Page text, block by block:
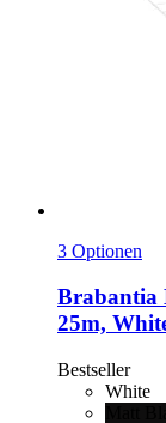
3 Optionen
Brabantia
25m,
Bestseller
White